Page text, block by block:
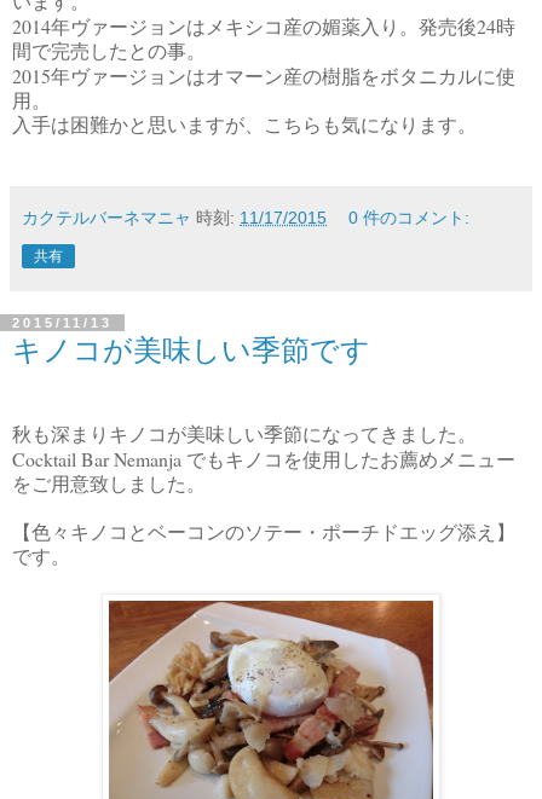
2014年ヴァージョンはメキシコ産の媚薬入り。発売後24時
間で完売したとの事。
2015年ヴァージョンはオマーン産の樹脂をボタニカルに使
用。
入手は困難かと思いますが、こちらも気になります。
カクテルバーネマニャ 時刻: 11/17/2015 0 件のコメント:
共有
2015/11/13
キノコが美味しい季節です
秋も深まりキノコが美味しい季節になってきました。
Cocktail Bar Nemanja でもキノコを使用したお薦めメニュー
をご用意致しました。
【色々キノコとベーコンのソテー・ポーチドエッグ添え】
です。